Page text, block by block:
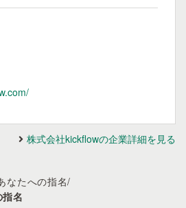
株式会社kickflowの企業詳細を見る
なたへの指名/
名